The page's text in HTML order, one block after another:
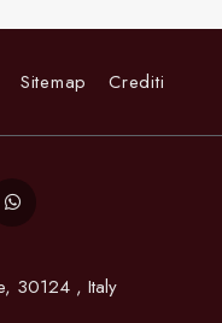
Sitemap Crediti
30124 , Italy